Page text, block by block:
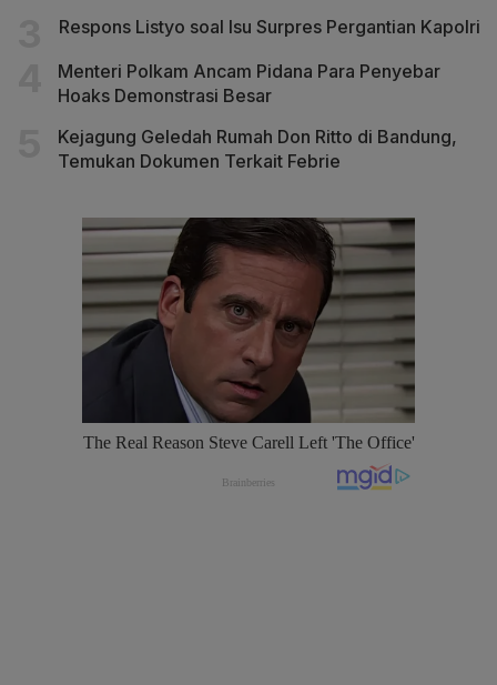
Respons Listyo soal Isu Surpres Pergantian Kapolri
Menteri Polkam Ancam Pidana Para Penyebar
Hoaks Demonstrasi Besar
Kejagung Geledah Rumah Don Ritto di Bandung,
Temukan Dokumen Terkait Febrie